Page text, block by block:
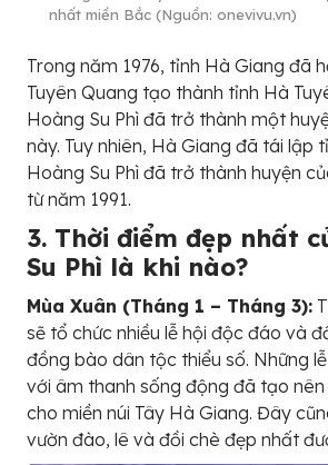
nhất miền Bắc (Nguồn: onevivu.vn)
Trong năm 1976, tỉnh Hà Giang đã
Tuyên Quang tạo thành tỉnh Hà
Hoàng Su Phì đã trở thành một
này. Tuy nhiên, Hà Giang đã tái lập
Hoàng Su Phì đã trở thành huyện
từ năm 1991.
3. Thời điểm đẹp nhất
Su Phì là khi nào?
Mùa Xuân (Tháng 1 – Tháng 3):
sẽ tổ chức nhiều lễ hội độc đáo và
đồng bào dân tộc thiểu số. Những
với âm thanh sống động đã tạo
cho miền núi Tây Hà Giang. Đây
vườn đào, lê và đồi chè đẹp nhất